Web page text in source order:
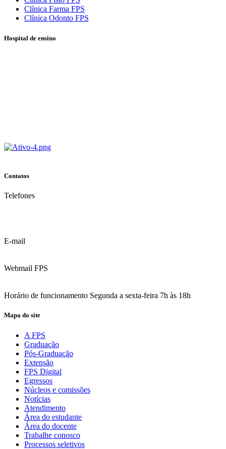
Clínica Farma FPS
Clínica Odonto FPS
Hospital de ensino
Contatos
Telefones
E-mail
Webmail FPS
Horário de funcionamento Segunda a sexta-feira 7h às 18h
Mapa do site
A FPS
Graduação
Pós-Graduação
Extensão
FPS Digital
Egressos
Núcleos e comissões
Notícias
Atendimento
Área do estudante
Área do docente
Trabalhe conosco
Processos seletivos